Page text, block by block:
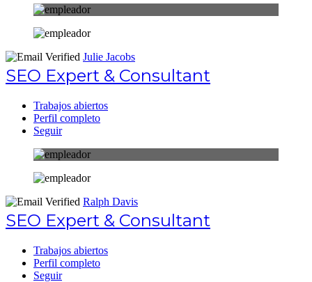
Julie Jacobs
SEO Expert & Consultant
Trabajos abiertos
Perfil completo
Seguir
Ralph Davis
SEO Expert & Consultant
Trabajos abiertos
Perfil completo
Seguir